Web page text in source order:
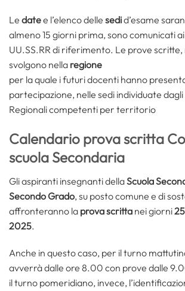
Le datee l’elenco delle sedid’esame
almeno 15 giorni prima, sono comunicati
UU.SS.RR di riferimento. Le prove
svolgono nella regione
per la quale i futuri docenti hanno
partecipazione, nelle sedi individuate
Regionali competenti per territorio
Calendario prova scritta
scuola Secondaria
Gli aspiranti insegnanti dellaScuola
Secondo Grado, su posto comune e di
affronteranno la prova scritta nei giorni
2025.
Anche in questo caso, per il turno
avverrà dalle ore 8.00 con prove dalle
il turno pomeridiano, invece,